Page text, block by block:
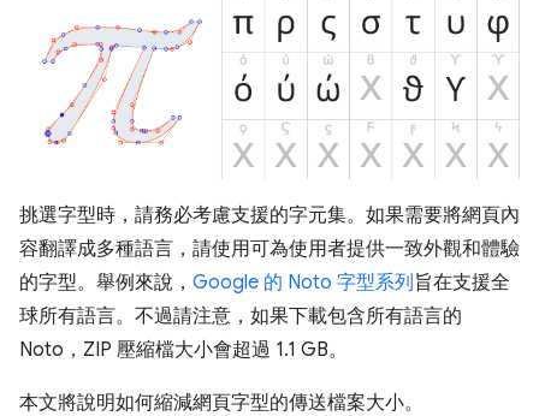
挑選字型時，請務必考慮支援的字元集。如果需要將網頁內
容翻譯成多種語言，請使用可為使用者提供一致外觀和體驗
的字型。舉例來說， Google 的 Noto 字型系列旨在支援全
球所有語言。不過請注意，如果下載包含所有語言的
Noto，ZIP 壓縮檔大小會超過 1.1 GB。
本文將說明如何縮減網頁字型的傳送檔案大小。